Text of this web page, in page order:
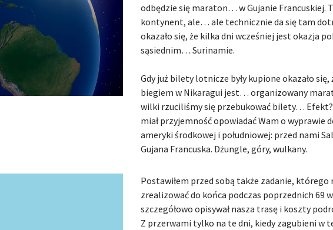
odbędzie się maraton… w Gujanie Francuskiej.
kontynent, ale… ale technicznie da się tam
okazało się, że kilka dni wcześniej jest okazja
sąsiednim… Surinamie.
Gdy już bilety lotnicze były kupione okazało
biegiem w Nikaragui jest… organizowany
wilki rzuciliśmy się przebukować bilety…
miał przyjemność opowiadać Wam o wyprawie
ameryki środkowej i południowej: przed nami
Gujana Francuska. Dżungle, góry, wulkany.
Postawiłem przed sobą także zadanie, którego
zrealizować do końca podczas poprzednich 69
szczegółowo opisywał nasza trasę i koszty
Z przerwami tylko na te dni, kiedy zagubieni w